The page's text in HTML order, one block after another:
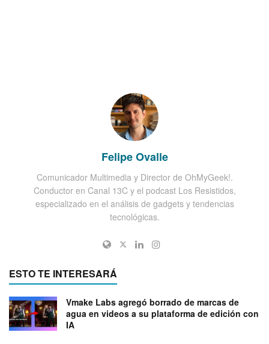
Felipe Ovalle
Comunicador Multimedia y Director de OhMyGeek!.
Conductor en Canal 13C y el podcast Los Resistidos,
especializado en el análisis de gadgets y tendencias
tecnológicas.
ESTO TE INTERESARÁ
Vmake Labs agregó borrado de marcas de
agua en videos a su plataforma de edición con
IA